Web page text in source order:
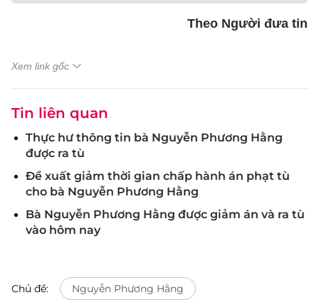
Theo Người đưa tin
Xem link gốc
Tin liên quan
Thực hư thông tin bà Nguyễn Phương Hằng
được ra tù
Đề xuất giảm thời gian chấp hành án phạt tù
cho bà Nguyễn Phương Hằng
Bà Nguyễn Phương Hằng được giảm án và ra tù
vào hôm nay
Chủ đề: Nguyễn Phương Hằng